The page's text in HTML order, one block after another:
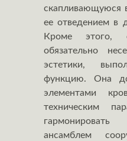
скапливающуюся
ее отведением в
Кроме этого,
обязательно
эстетики,
функцию. Она
элементами
техническим
ансамблем